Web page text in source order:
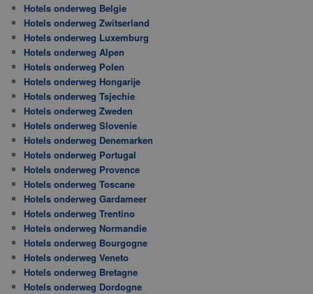
Hotels onderweg Belgie
Hotels onderweg Zwitserland
Hotels onderweg Luxemburg
Hotels onderweg Alpen
Hotels onderweg Polen
Hotels onderweg Hongarije
Hotels onderweg Tsjechie
Hotels onderweg Zweden
Hotels onderweg Slovenie
Hotels onderweg Denemarken
Hotels onderweg Portugal
Hotels onderweg Provence
Hotels onderweg Toscane
Hotels onderweg Gardameer
Hotels onderweg Trentino
Hotels onderweg Normandie
Hotels onderweg Bourgogne
Hotels onderweg Veneto
Hotels onderweg Bretagne
Hotels onderweg Dordogne